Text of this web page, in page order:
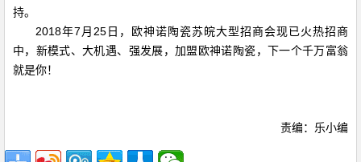
持。
2018年7月25日，欧神诺陶瓷苏皖大型招商会现已火热招商
中，新模式、大机遇、强发展，加盟欧神诺陶瓷，下一个千万富翁
就是你！
责编：乐小编